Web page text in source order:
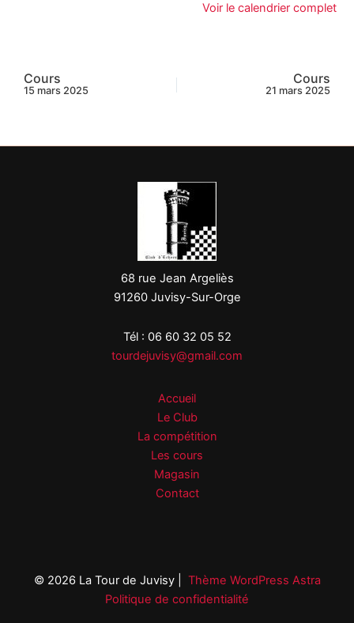
Voir le calendrier complet
Cours
15 mars 2025
Cours
21 mars 2025
68 rue Jean Argeliès
91260 Juvisy-Sur-Orge
Tél : 06 60 32 05 52
tourdejuvisy@gmail.com
Accueil
Le Club
La compétition
Les cours
Magasin
Contact
© 2026 La Tour de Juvisy | Thème WordPress Astra
Politique de confidentialité